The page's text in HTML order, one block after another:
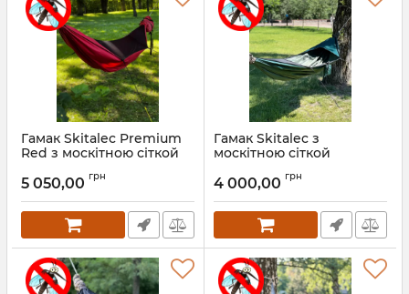
Гамак Skitalec Premium
Red з москітною сіткой
5 050,00 грн
Гамак Skitalec з
москітною сіткой
4 000,00 грн